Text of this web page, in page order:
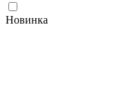
Новинка